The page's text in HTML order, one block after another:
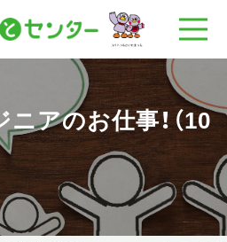
アのお仕事！（10